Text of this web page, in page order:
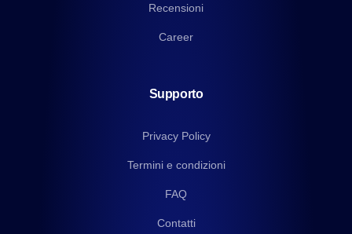
Recensioni
Career
Supporto
Privacy Policy
Termini e condizioni
FAQ
Contatti